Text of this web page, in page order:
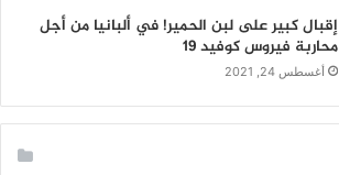
إقبال كبير على لبن الحمير! في ألبانيا من أجل
محاربة فيروس كوفيد 19
أغسطس 24, 2021